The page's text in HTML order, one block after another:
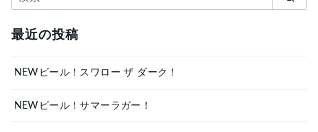
最近の投稿
NEWビール！スワロー ザ ダーク！
NEWビール！サマーラガー！